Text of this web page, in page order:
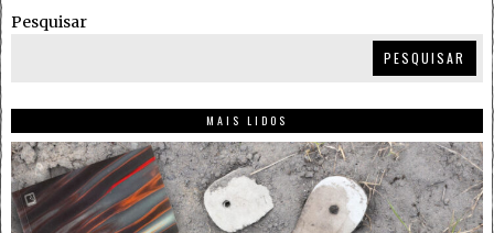
Pesquisar
PESQUISAR
MAIS LIDOS